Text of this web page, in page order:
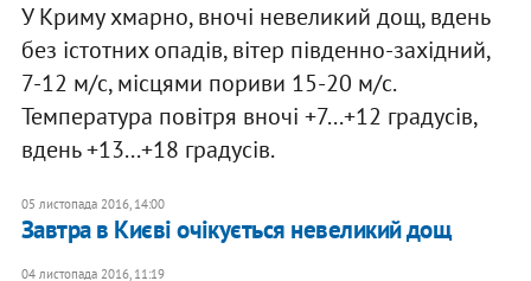
У Криму хмарно, вночі невеликий дощ, вдень
без істотних опадів, вітер південно-західний,
7-12 м/с, місцями пориви 15-20 м/с.
Температура повітря вночі +7...+12 градусів,
вдень +13...+18 градусів.
05 листопада 2016, 14:00
Завтра в Києві очікується невеликий дощ
04 листопада 2016, 11:19